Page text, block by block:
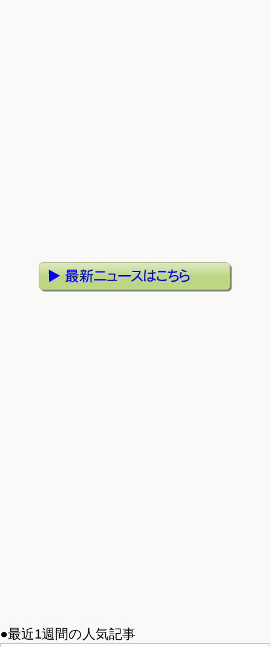
●最近1週間の人気記事